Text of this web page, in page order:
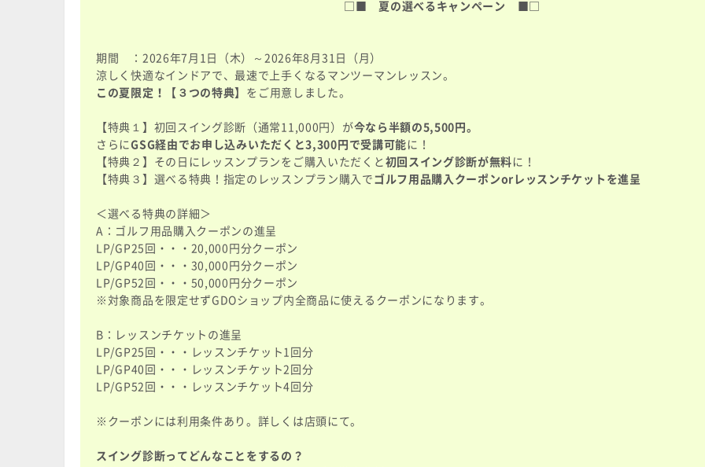
□■ 夏の選べるキャンペーン ■□
期間 ：2026年7月1日（木）～2026年8月31日（月）
涼しく快適なインドアで、最速で上手くなるマンツーマンレッスン。
この夏限定！【３つの特典】 をご用意しました。
【特典１】初回スイング診断（通常11,000円）が今なら半額の5,500円。
さらにGSG経由でお申し込みいただくと3,300円で受講可能に！
【特典２】その日にレッスンプランをご購入いただくと 初回スイング診断が無料に！
【特典３】選べる特典！指定のレッスンプラン購入で ゴルフ用品購入クーポンorレッスンチケットを進呈
＜選べる特典の詳細＞
A：ゴルフ用品購入クーポンの進呈
LP/GP25回・・・20,000円分クーポン
LP/GP40回・・・30,000円分クーポン
LP/GP52回・・・50,000円分クーポン
※対象商品を限定せずGDOショップ内全商品に使えるクーポンになります。
B：レッスンチケットの進呈
LP/GP25回・・・レッスンチケット1回分
LP/GP40回・・・レッスンチケット2回分
LP/GP52回・・・レッスンチケット4回分
※クーポンには利用条件あり。詳しくは店頭にて。
スイング診断ってどんなことをするの？